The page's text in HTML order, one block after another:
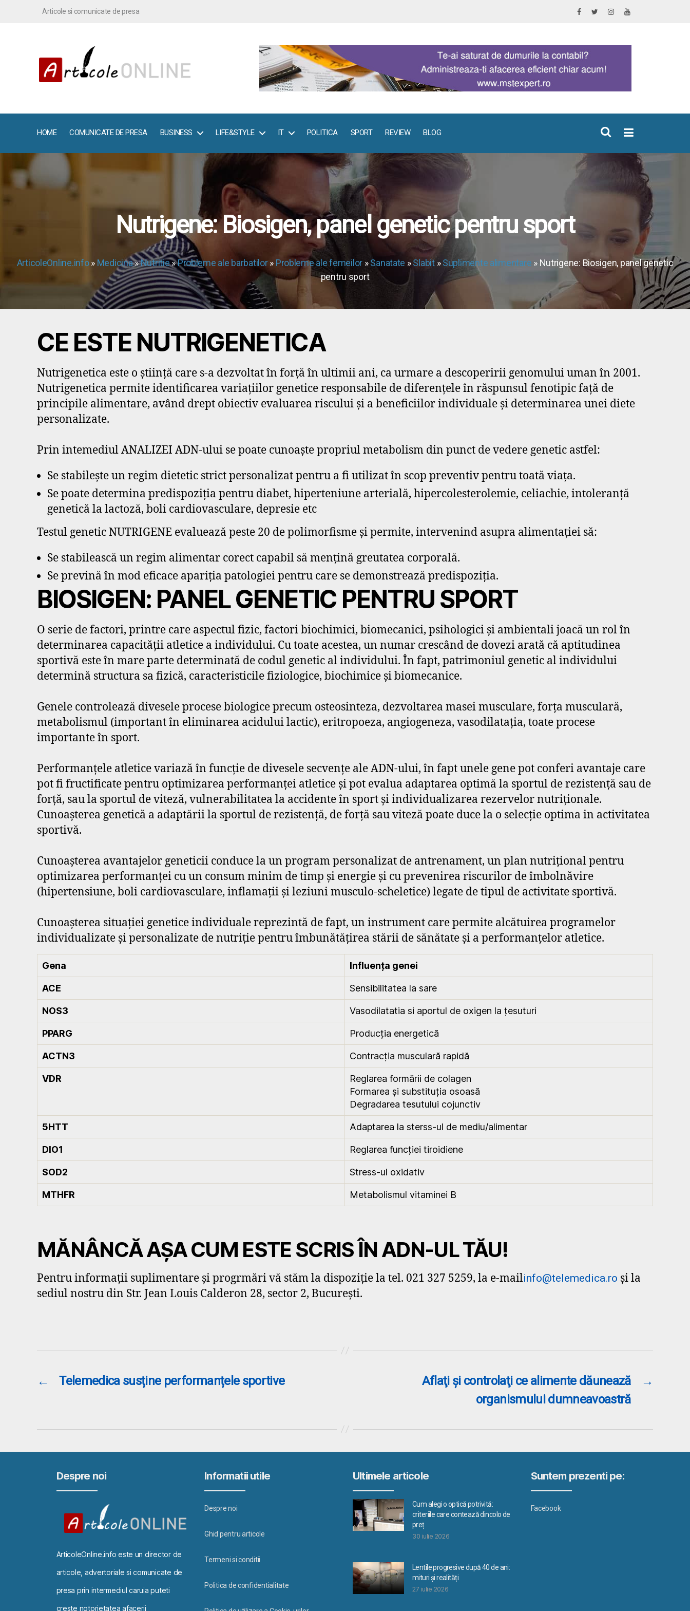
Articole si comunicate de presa
HOME COMUNICATE DE PRESA BUSINESS LIFE&STYLE IT POLITICA SPORT REVIEW BLOG
Nutrigene: Biosigen, panel genetic pentru sport
ArticoleOnline.info» Medicina»Nutritie»Probleme ale barbatilor» Probleme ale femeilor »Sanatate »Slabit»Suplimente alimentare » Nutrigene: Biosigen, panel genetic
pentru sport
CE ESTE NUTRIGENETICA
Nutrigenetica este o știință care s-a dezvoltat în forță în ultimii ani, ca urmare a descoperirii genomului uman în 2001.
Nutrigenetica permite identificarea variațiilor genetice responsabile de diferențele în răspunsul fenotipic față de
principile alimentare, având drept obiectiv evaluarea riscului și a beneficiilor individuale și determinarea unei diete
personalizate.
Prin intemediul ANALIZEI ADN-ului se poate cunoaște propriul metabolism din punct de vedere genetic astfel:
Se stabilește un regim dietetic strict personalizat pentru a fi utilizat în scop preventiv pentru toată viața.
Se poate determina predispoziția pentru diabet, hiperteniune arterială, hipercolesterolemie, celiachie, intoleranță
genetică la lactoză, boli cardiovasculare, depresie etc
Testul genetic NUTRIGENE evaluează peste 20 de polimorfisme și permite, intervenind asupra alimentației să:
Se stabilească un regim alimentar corect capabil să mențină greutatea corporală.
Se prevină în mod eficace apariția patologiei pentru care se demonstrează predispoziția.
BIOSIGEN: PANEL GENETIC PENTRU SPORT
O serie de factori, printre care aspectul fizic, factori biochimici, biomecanici, psihologici și ambientali joacă un rol în
determinarea capacității atletice a individului. Cu toate acestea, un numar crescând de dovezi arată că aptitudinea
sportivă este în mare parte determinată de codul genetic al individului. În fapt, patrimoniul genetic al individului
determină structura sa fizică, caracteristicile fiziologice, biochimice și biomecanice.
Genele controlează divesele procese biologice precum osteosinteza, dezvoltarea masei musculare, forța musculară,
metabolismul (important în eliminarea acidului lactic), eritropoeza, angiogeneza, vasodilatația, toate procese
importante în sport.
Performanțele atletice variază în funcție de divesele secvențe ale ADN-ului, în fapt unele gene pot conferi avantaje care
pot fi fructificate pentru optimizarea performanței atletice și pot evalua adaptarea optimă la sportul de rezistență sau de
forță, sau la sportul de viteză, vulnerabilitatea la accidente în sport și individualizarea rezervelor nutriționale.
Cunoașterea genetică a adaptării la sportul de rezistență, de forță sau viteză poate duce la o selecție optima in activitatea
sportivă.
Cunoașterea avantajelor geneticii conduce la un program personalizat de antrenament, un plan nutrițional pentru
optimizarea performanței cu un consum minim de timp și energie și cu prevenirea riscurilor de îmbolnăvire
(hipertensiune, boli cardiovasculare, inflamații și leziuni musculo-scheletice) legate de tipul de activitate sportivă.
Cunoașterea situației genetice individuale reprezintă de fapt, un instrument care permite alcătuirea programelor
individualizate și personalizate de nutriție pentru îmbunătățirea stării de sănătate și a performanțelor atletice.
Gena Influența genei
ACE Sensibilitatea la sare
NOS3 Vasodilatatia si aportul de oxigen la țesuturi
PPARG Producția energetică
ACTN3 Contracția musculară rapidă
VDR
Reglarea formării de colagen
Formarea și substituția osoasă
Degradarea tesutului cojunctiv
5HTT Adaptarea la sterss-ul de mediu/alimentar
DIO1 Reglarea funcției tiroidiene
SOD2 Stress-ul oxidativ
MTHFR Metabolismul vitaminei B
MĂNÂNCĂ AȘA CUM ESTE SCRIS ÎN ADN-UL TĂU!
Pentru informații suplimentare și progrmări vă stăm la dispoziție la tel. 021 327 5259, la e-mailinfo@telemedica.ro și la
sediul nostru din Str. Jean Louis Calderon 28, sector 2, București.
← Telemedica susține performanțele sportive →
Aflaţi şi controlaţi ce alimente dăunează
organismului dumneavoastră
Despre noi
ArticoleOnline.info este un director de
articole, advertoriale si comunicate de
presa prin intermediul caruia puteti
creste notorietatea afacerii
Informatii utile
Despre noi
Ghid pentru articole
Termeni si conditii
Politica de confidentialitate
Ultimele articole
Cum alegi o optică potrivită:
criteriile care contează dincolo de
preț
30 iulie 2026
Lentile progresive după 40 de ani:
mituri și realități
27 iulie 2026
Suntem prezenti pe:
Facebook